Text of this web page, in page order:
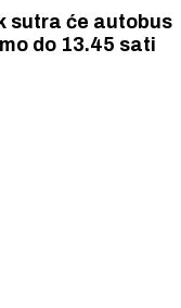
sutra će autobus
do 13.45 sati